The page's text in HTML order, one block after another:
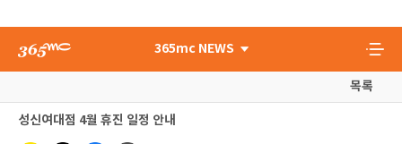
365mc NEWS
목록
성신여대점 4월 휴진 일정 안내